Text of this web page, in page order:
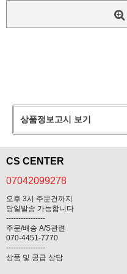
상품정보고시 보기
CS CENTER
07042099278
오후 3시 주문건까지
당일발송 가능합니다
----------------
주문/배송 A/S관련
070-4451-7770
----------------
상품 및 공급 상담